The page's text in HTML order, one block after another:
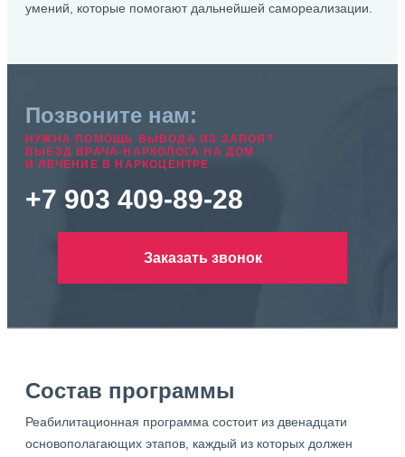
умений, которые помогают дальнейшей самореализации.
Позвоните нам:
НУЖНА ПОМОЩЬ ВЫВОДА ИЗ ЗАПОЯ?
ВЫЕЗД ВРАЧА-НАРКОЛОГА НА ДОМ
И ЛЕЧЕНИЕ В НАРКОЦЕНТРЕ
+7 903 409-89-28
Заказать звонок
Состав программы
Реабилитационная программа состоит из двенадцати
основополагающих этапов, каждый из которых должен